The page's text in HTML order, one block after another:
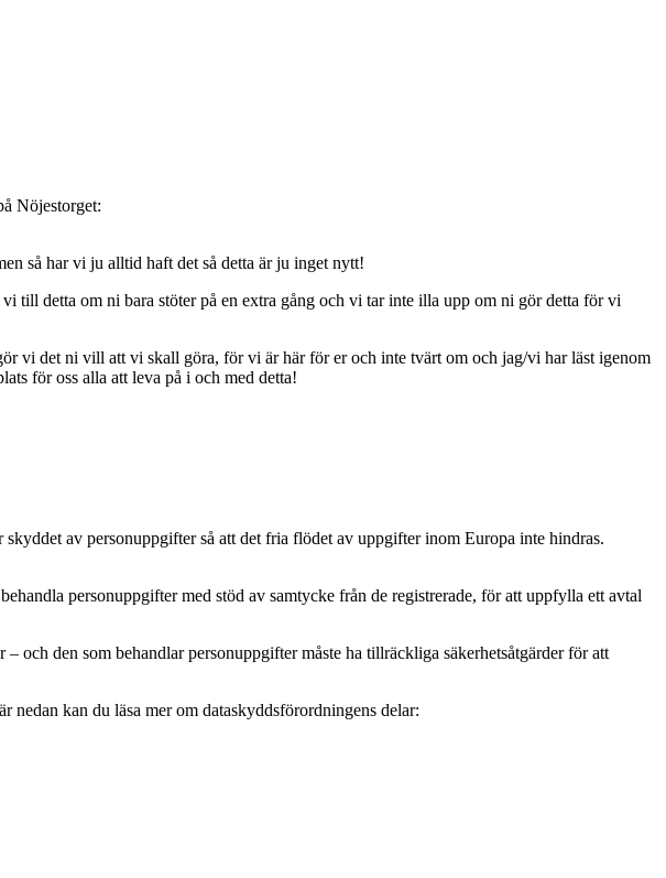
Nöjestorget:
så har vi ju alltid haft det så detta är ju inget nytt!
detta om ni bara stöter på en extra gång och vi tar inte illa upp om ni gör detta för vi
vi det ni vill att vi skall göra, för vi är här för er och inte tvärt om och jag/vi har läst igenom
för oss alla att leva på i och med detta!
av personuppgifter så att det fria flödet av uppgifter inom Europa inte hindras.
personuppgifter med stöd av samtycke från de registrerade, för att uppfylla ett avtal
och den som behandlar personuppgifter måste ha tillräckliga säkerhetsåtgärder för att
kan du läsa mer om dataskyddsförordningens delar: